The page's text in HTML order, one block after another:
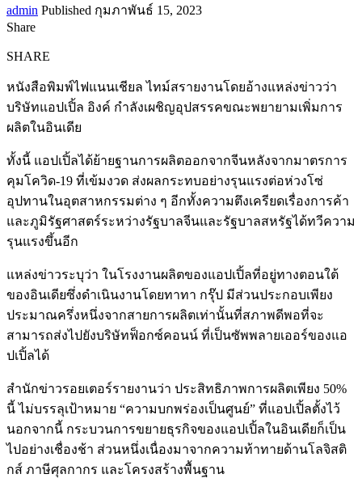
admin Published กุมภาพันธ์ 15, 2023
Share
SHARE
หนังสือพิมพ์ไฟแนนเชียล ไทม์สรายงานโดยอ้างแหล่งข่าวว่า
บริษัทแอปเปิ้ล อิงค์ กำลังเผชิญอุปสรรคขณะพยายามเพิ่มการ
ผลิตในอินเดีย
ทั้งนี้ แอปเปิ้ลได้ย้ายฐานการผลิตออกจากจีนหลังจากมาตรการ
คุมโควิด-19 ที่เข้มงวด ส่งผลกระทบอย่างรุนแรงต่อห่วงโซ่
อุปทานในอุตสาหกรรมต่าง ๆ อีกทั้งความตึงเครียดเรื่องการค้า
และภูมิรัฐศาสตร์ระหว่างรัฐบาลจีนและรัฐบาลสหรัฐได้ทวีความ
รุนแรงขึ้นอีก
แหล่งข่าวระบุว่า ในโรงงานผลิตของแอปเปิ้ลที่อยู่ทางตอนใต้
ของอินเดียซึ่งดำเนินงานโดยทาทา กรุ๊ป มีส่วนประกอบเพียง
ประมาณครึ่งหนึ่งจากสายการผลิตเท่านั้นที่สภาพดีพอที่จะ
สามารถส่งไปยังบริษัทฟ็อกซ์คอนน์ ที่เป็นซัพพลายเออร์ของแอ
ปเปิ้ลได้
สำนักข่าวรอยเตอร์รายงานว่า ประสิทธิภาพการผลิตเพียง 50%
นี้ ไม่บรรลุเป้าหมาย “ความบกพร่องเป็นศูนย์” ที่แอปเปิ้ลตั้งไว้
นอกจากนี้ กระบวนการขยายธุรกิจของแอปเปิ้ลในอินเดียก็เป็น
ไปอย่างเชื่องช้า ส่วนหนึ่งเนื่องมาจากความท้าทายด้านโลจิสติ
กส์ ภาษีศุลกากร และโครงสร้างพื้นฐาน